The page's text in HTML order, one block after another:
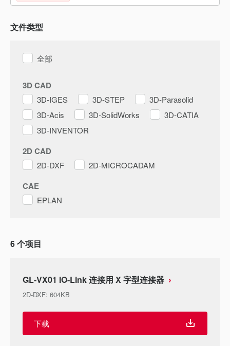
文件类型
全部
3D CAD
3D-IGES 3D-STEP
3D-Parasolid
3D-Acis
3D-SolidWorks
3D-CATIA
3D-INVENTOR
2D CAD
2D-DXF 2D-MICROCADAM
CAE
EPLAN
6个项目
GL-VX01 IO-Link 连接用 X 字型连接器
2D-DXF: 604KB
下载